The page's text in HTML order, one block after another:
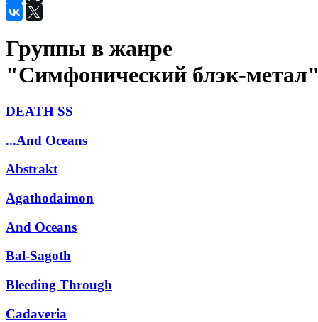
Группы в жанре
"Симфонический блэк-
DEATH SS
...And Oceans
Abstrakt
Agathodaimon
And Oceans
Bal-Sagoth
Bleeding Through
Cadaveria